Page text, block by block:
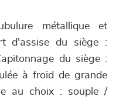
métallique et
d'assise du siège :
du siège :
à froid de grande
au choix : souple /